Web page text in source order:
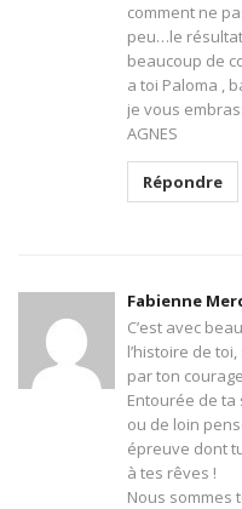
comment ne
peu…le
beaucoup de
a toi Paloma ,
je vous
AGNES
Répondre
Fabienne
C’est avec
l’histoire de
par ton
Entourée de
ou de loin
épreuve dont
à tes rêves !
Nous sommes